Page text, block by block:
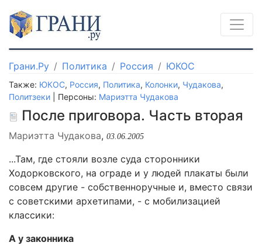
Грани.Ру Политика Россия ЮКОС
Также: ЮКОС, Россия, Политика, Колонки, Чудакова,
Политзеки | Персоны: Мариэтта Чудакова
После приговора. Часть вторая
Мариэтта Чудакова, 03.06.2005
...Там, где стояли возле суда сторонники
Ходорковского, на ограде и у людей плакаты были
совсем другие - собственноручные и, вместо связи
с советскими архетипами, - с мобилизацией
классики:
А у законника